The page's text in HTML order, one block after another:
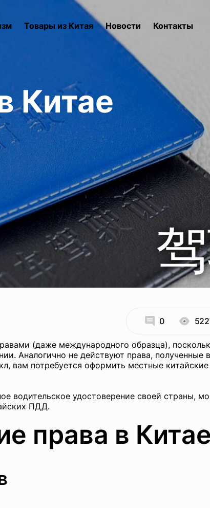
Товары из Китая Новости Контакты
Китае
0
(даже международного образца),
Аналогично не действуют права, полученные
вам потребуется оформить местные
водительское удостоверение своей страны,
ПДД.
права в Китае